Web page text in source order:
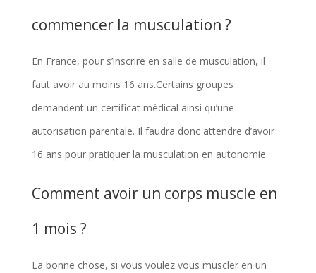
commencer la musculation ?
En France, pour s’inscrire en salle de musculation, il
faut avoir au moins 16 ans.Certains groupes
demandent un certificat médical ainsi qu’une
autorisation parentale. Il faudra donc attendre d’avoir
16 ans pour pratiquer la musculation en autonomie.
Comment avoir un corps muscle en
1 mois ?
La bonne chose, si vous voulez vous muscler en un